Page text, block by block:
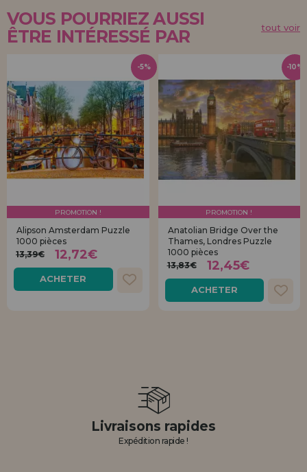
VOUS POURRIEZ AUSSI
ÊTRE INTÉRESSÉ PAR
tout voir
PROMOTION !
Alipson Amsterdam Puzzle
1000 pièces
13,39€
12,72€
ACHETER
-5%
PROMOTION !
Anatolian Bridge Over the
Thames, Londres Puzzle
1000 pièces
13,83€
12,45€
ACHETER
-10%
Livraisons rapides
Expédition rapide !